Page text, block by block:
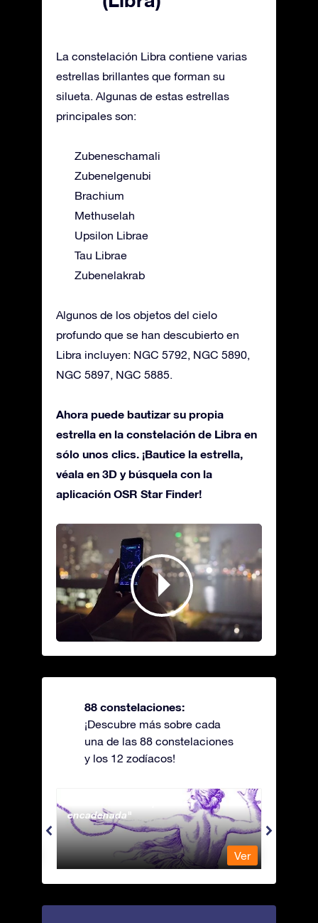
La constelación Libra contiene varias
estrellas brillantes que forman su
silueta. Algunas de estas estrellas
principales son:
Zubeneschamali
Zubenelgenubi
Brachium
Methuselah
Upsilon Librae
Tau Librae
Zubenelakrab
Algunos de los objetos del cielo
profundo que se han descubierto en
Libra incluyen: NGC 5792, NGC 5890,
NGC 5897, NGC 5885.
Ahora puede bautizar su propia
estrella en la constelación de Libra en
sólo unos clics. ¡Bautice la estrella,
véala en 3D y búsquela con la
aplicación OSR Star Finder!
88 constelaciones:
¡Descubre más sobre cada
una de las 88 constelaciones
y los 12 zodíacos!
Andromeda - La princesa
encadenada
Ver